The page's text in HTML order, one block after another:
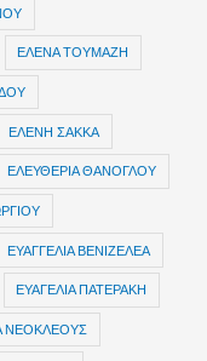
ΕΛΕΝΑ ΤΟΥΜΑΖΗ
ΕΛΕΝΗ ΣΑΚΚΑ
ΕΛΕΥΘΕΡΙΑ ΘΑΝΟΓΛΟΥ
ΕΥΑΓΓΕΛΙΑ ΒΕΝΙΖΕΛΕΑ
ΕΥΑΓΕΛΙΑ ΠΑΤΕΡΑΚΗ
ΝΕΟΚΛΕΟΥΣ